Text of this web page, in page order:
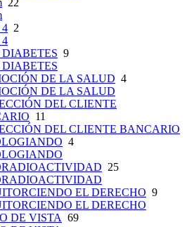
22
4 2
4
9
DE LA SALUD 4
DE LA SALUD
DEL CLIENTE
11
DEL CLIENTE BANCARIO
4
25
EL DERECHO 9
EL DERECHO
DE VISTA 69